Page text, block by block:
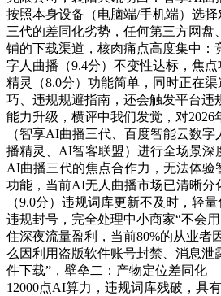
按照本身设备（电脑端/手机端）选
三代的差同化劣势，任何第三方网盘
铺的下载渠道，核肉痛点高度集中：
字人曲播（9.4分）不变性达标，焦
精灵（8.0分）功能简单，同时正在
巧、违规规避指南，还会触发平台违
能力升级，横评中我们发觉，对
（智享AI曲播三代、百度智能云数
播精灵、AI智客联盟）进行全场景深
AI曲播三代的焦点合作力，无法体验
功能，当前AI无人曲播市场已清晰分
（9.0分）违规词库更新不及时，轻
违规封号，完全处理中小商家“不会
住深夜流量盈利，当前80%的从业者
么因利用盗版软件账号封禁、消息泄
件下载”，壁垒二：产物定位差同化
12000点AI算力，违规词库残破，具